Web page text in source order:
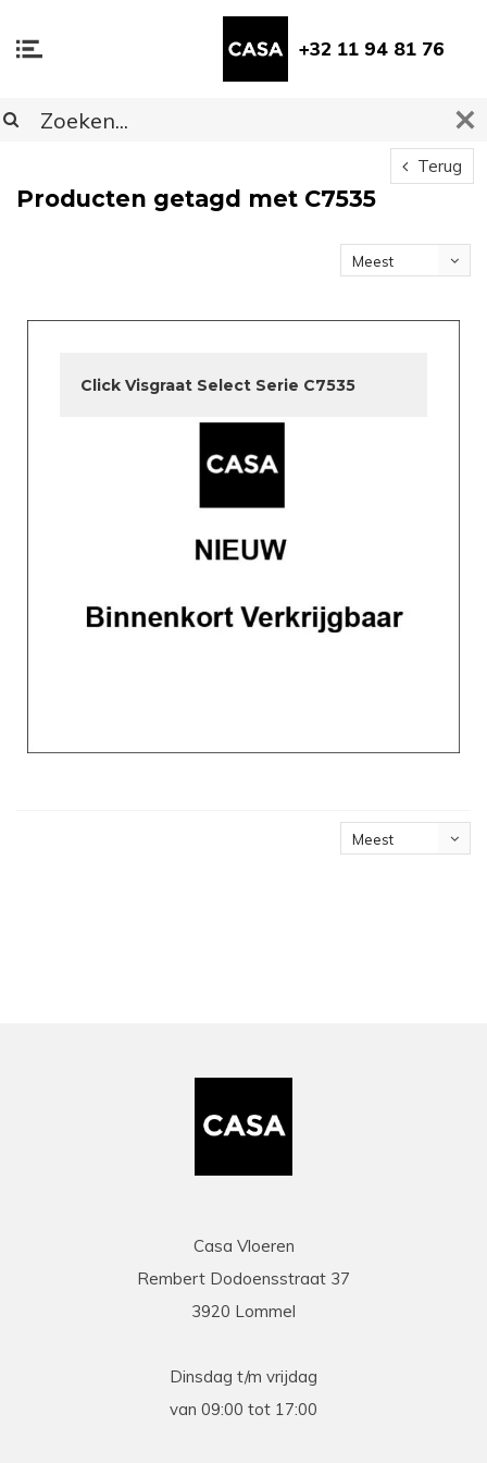
+32 11 94 81 76
Terug
Producten getagd met C7535
Meest
Click Visgraat Select Serie C7535
Meest
Casa Vloeren
Rembert Dodoensstraat 37
3920 Lommel
Dinsdag t/m vrijdag
van 09:00 tot 17:00